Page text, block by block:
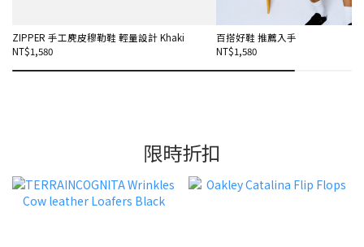
ZIPPER 手工麂皮穆勒鞋 輕量設計 Khaki
NT$1,580
百搭好鞋 推薦入手
NT$1,580
限時折扣